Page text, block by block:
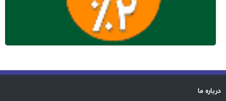
درباره ما